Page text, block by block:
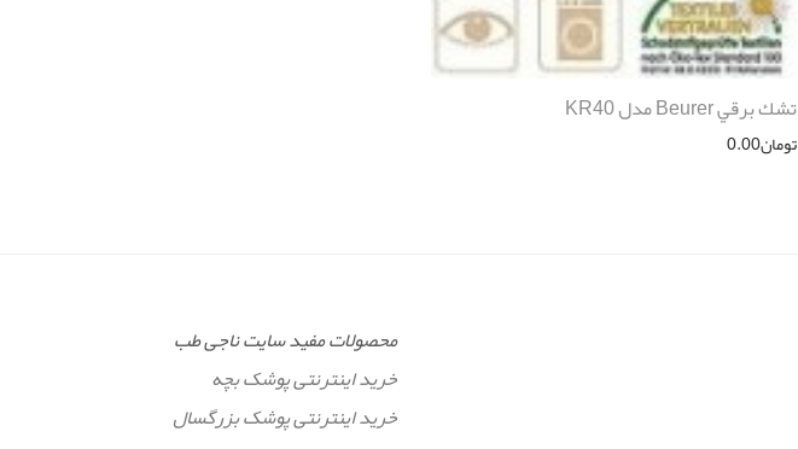
تشك برقي Beurer مدل KR40
تومان0.00
محصولات مفید سایت ناجی طب
خرید اینترنتی پوشک بچه
خرید اینترنتی پوشک بزرگسال